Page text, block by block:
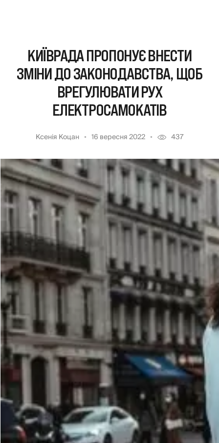
КИЇВРАДА ПРОПОНУЄ ВНЕСТИ
ЗМІНИ ДО ЗАКОНОДАВСТВА, ЩОБ
ВРЕГУЛЮВАТИ РУХ
ЕЛЕКТРОСАМОКАТІВ
Ксенія Коцан 16 вересня 2022 437